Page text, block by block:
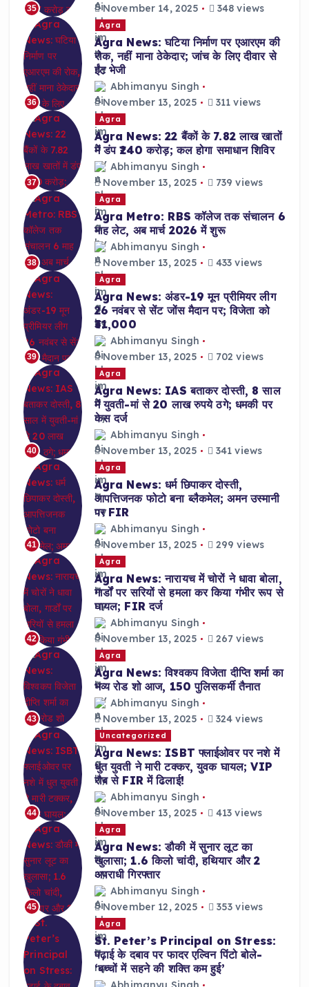
35
November 14, 2025
348 views
36
Agra
Agra News: घटिया निर्माण पर एआरएम की
रोक, नहीं माना ठेकेदार; जांच के लिए दीवार से
ईंट भेजी
Abhimanyu Singh
November 13, 2025
311 views
37
Agra
Agra News: 22 बैंकों के 7.82 लाख खातों
में डंप ₹240 करोड़; कल होगा समाधान शिविर
Abhimanyu Singh
November 13, 2025
739 views
38
Agra
Agra Metro: RBS कॉलेज तक संचालन 6
माह लेट, अब मार्च 2026 में शुरू
Abhimanyu Singh
November 13, 2025
433 views
39
Agra
Agra News: अंडर-19 मून प्रीमियर लीग
26 नवंबर से सेंट जोंस मैदान पर; विजेता को
₹31,000
Abhimanyu Singh
November 13, 2025
702 views
40
Agra
Agra News: IAS बताकर दोस्ती, 8 साल
में युवती-मां से 20 लाख रुपये ठगे; धमकी पर
केस दर्ज
Abhimanyu Singh
November 13, 2025
341 views
41
Agra
Agra News: धर्म छिपाकर दोस्ती,
आपत्तिजनक फोटो बना ब्लैकमेल; अमन उस्मानी
पर FIR
Abhimanyu Singh
November 13, 2025
299 views
42
Agra
Agra News: नारायच में चोरों ने धावा बोला,
गार्डों पर सरियों से हमला कर किया गंभीर रूप से
घायल; FIR दर्ज
Abhimanyu Singh
November 13, 2025
267 views
43
Agra
Agra News: विश्वकप विजेता दीप्ति शर्मा का
भव्य रोड शो आज, 150 पुलिसकर्मी तैनात
Abhimanyu Singh
November 13, 2025
324 views
44
Uncategorized
Agra News: ISBT फ्लाईओवर पर नशे में
धुत युवती ने मारी टक्कर, युवक घायल; VIP
रौब से FIR में ढिलाई!
Abhimanyu Singh
November 13, 2025
413 views
45
Agra
Agra News: डौकी में सुनार लूट का
खुलासा; 1.6 किलो चांदी, हथियार और 2
अपराधी गिरफ्तार
Abhimanyu Singh
November 12, 2025
353 views
Agra
St. Peter’s Principal on Stress:
पढ़ाई के दबाव पर फादर एल्विन पिंटो बोले-
‘बच्चों में सहने की शक्ति कम हुई’